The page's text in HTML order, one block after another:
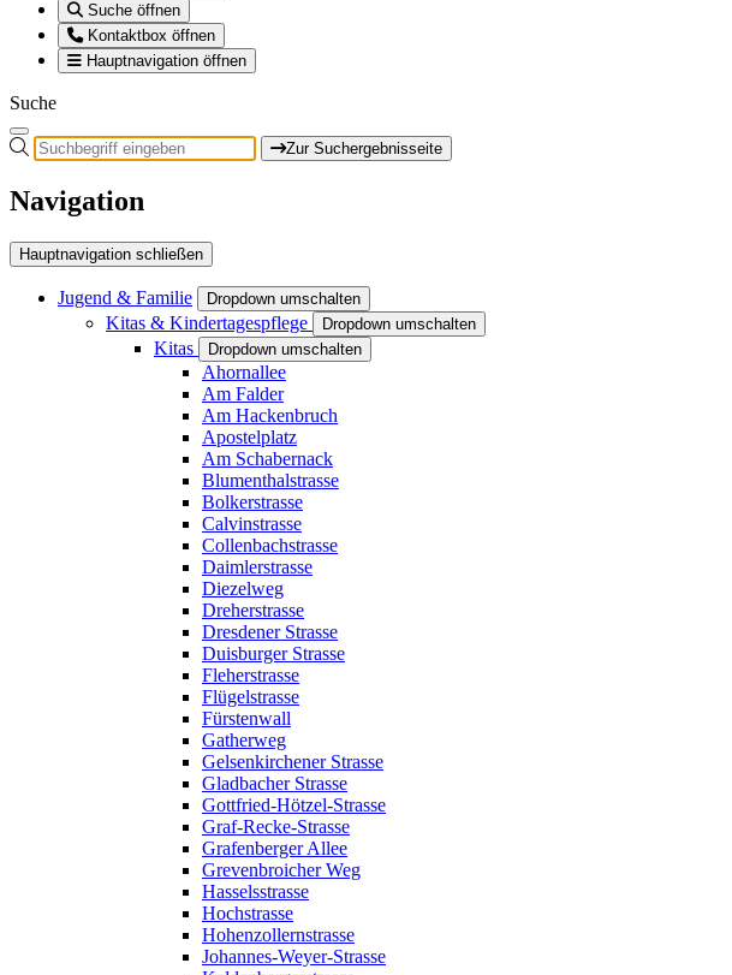
Suche öffnen
Kontaktbox öffnen
Hauptnavigation öffnen
Suche
Zur Suchergebnisseite
Navigation
Hauptnavigation schließen
Jugend & Familie Dropdown umschalten
Kitas & Kindertagespflege Dropdown umschalten
Kitas Dropdown umschalten
Ahornallee
Am Falder
Am Hackenbruch
Apostelplatz
Am Schabernack
Blumenthalstrasse
Bolkerstrasse
Calvinstrasse
Collenbachstrasse
Daimlerstrasse
Diezelweg
Dreherstrasse
Dresdener Strasse
Duisburger Strasse
Fleherstrasse
Flügelstrasse
Fürstenwall
Gatherweg
Gelsenkirchener Strasse
Gladbacher Strasse
Gottfried-Hötzel-Strasse
Graf-Recke-Strasse
Grafenberger Allee
Grevenbroicher Weg
Hasselsstrasse
Hochstrasse
Hohenzollernstrasse
Johannes-Weyer-Strasse